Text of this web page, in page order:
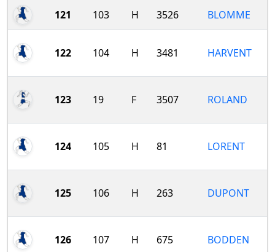
121 103 H 3526 BLOMME
122 104 H 3481 HARVENT
123 19 F 3507 ROLAND
124 105 H 81 LORENT
125 106 H 263 DUPONT
126 107 H 675 BODDEN